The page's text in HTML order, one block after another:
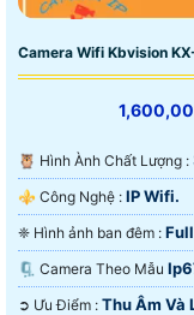
Camera Wifi Kbvision
🦉 Hình Ành Chất Lượng :
⚜️ Công Nghệ : IP Wifi.
❈ Hình ảnh ban đêm :
🗜️ Camera Theo Mẫu
️➲ Ưu Điểm : Thu Âm Và